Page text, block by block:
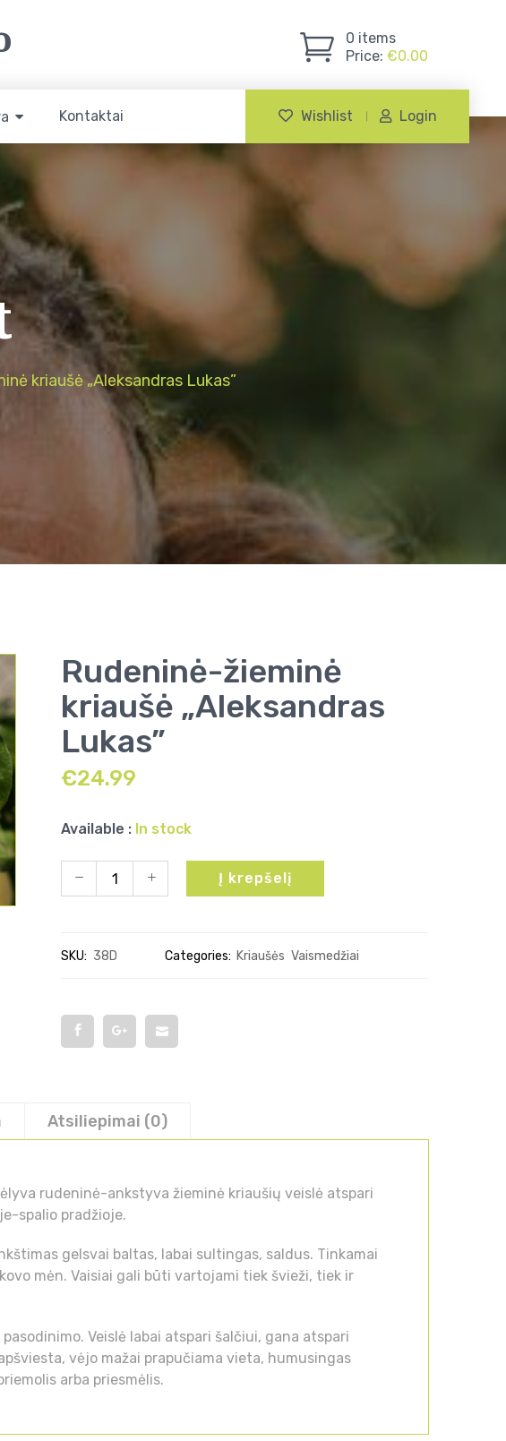
0 items
Price: €0.00
Kontaktai Wishlist Login
kriaušė „Aleksandras Lukas”
Rudeninė-žieminė
kriaušė „Aleksandras
Lukas”
€24.99
Available : In stock
Į krepšelį
SKU: 38D Categories: Kriaušės Vaismedžiai
Atsiliepimai (0)
rudeninė-ankstyva žieminė kriaušių veislė atspari
spalio pradžioje.
gelsvai baltas, labai sultingas, saldus. Tinkamai
mėn. Vaisiai gali būti vartojami tiek švieži, tiek ir
Veislė labai atspari šalčiui, gana atspari
vėjo mažai prapučiama vieta, humusingas
arba priesmėlis.